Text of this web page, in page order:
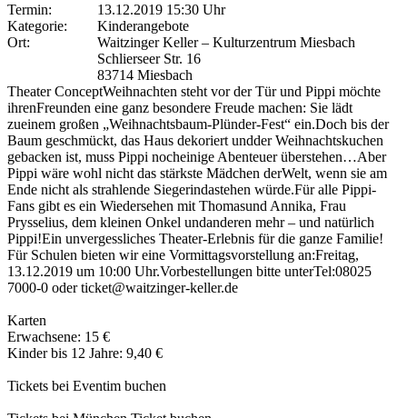
Termin:
13.12.2019 15:30 Uhr
Kategorie:
Kinderangebote
Ort:
Waitzinger Keller – Kulturzentrum Miesbach
Schlierseer Str. 16
83714 Miesbach
Theater ConceptWeihnachten steht vor der Tür und Pippi möchte
ihrenFreunden eine ganz besondere Freude machen: Sie lädt
zueinem großen „Weihnachtsbaum-Plünder-Fest“ ein.Doch bis der
Baum geschmückt, das Haus dekoriert undder Weihnachtskuchen
gebacken ist, muss Pippi nocheinige Abenteuer überstehen…Aber
Pippi wäre wohl nicht das stärkste Mädchen derWelt, wenn sie am
Ende nicht als strahlende Siegerindastehen würde.Für alle Pippi-
Fans gibt es ein Wiedersehen mit Thomasund Annika, Frau
Prysselius, dem kleinen Onkel undanderen mehr – und natürlich
Pippi!Ein unvergessliches Theater-Erlebnis für die ganze Familie!
Für Schulen bieten wir eine Vormittagsvorstellung an:Freitag,
13.12.2019 um 10:00 Uhr.Vorbestellungen bitte unterTel:08025
7000-0 oder ticket@waitzinger-keller.de
Karten
Erwachsene: 15 €
Kinder bis 12 Jahre: 9,40 €
Tickets bei Eventim buchen